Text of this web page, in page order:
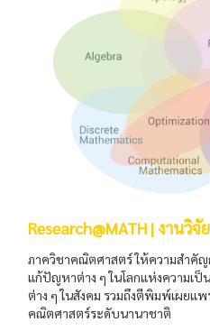
Research@MATH | งานวิจัย
ภาควิชาคณิตศาสตร์ ให้ความสำคัญ
แก้ปัญหาต่าง ๆ ในโลกแห่งความเ
ต่าง ๆ ในสังคม รวมถึงตีพิมพ์เผยแพ
คณิตศาสตร์ระดับนานาชาติ